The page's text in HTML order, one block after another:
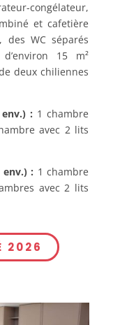
congélateur,
et cafetière
des WC séparés
15 m²
deux chiliennes
: 1 chambre
avec 2 lits
env.) : 1 chambre
avec 2 lits
2026